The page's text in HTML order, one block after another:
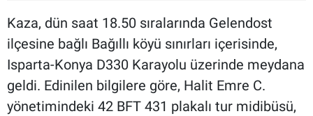
Kaza, dün saat 18.50 sıralarında Gelendost
ilçesine bağlı Bağıllı köyü sınırları içerisinde,
Isparta-Konya D330 Karayolu üzerinde meydana
geldi. Edinilen bilgilere göre, Halit Emre C.
yönetimindeki 42 BFT 431 plakalı tur midibüsü,